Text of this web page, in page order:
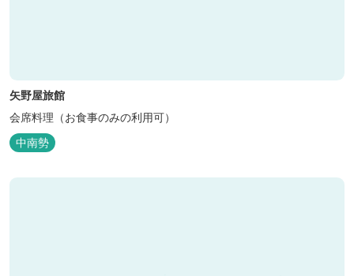
矢野屋旅館
会席料理（お食事のみの利用可）
中南勢